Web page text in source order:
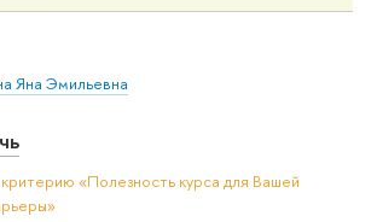
Яна Эмильевна
«Полезность курса для Вашей